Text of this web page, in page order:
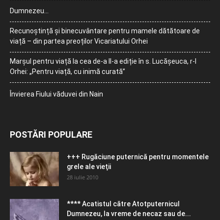
Dumnezeu…
Recunoștință și binecuvântare pentru mamele dătătoare de
viață – din partea preoților Vicariatului Orhei
Marșul pentru viață la cea de-a II-a ediție în s. Lucășeuca, r-l
Orhei: „Pentru viață, cu inimă curată”
Învierea Fiului văduvei din Nain
POSTĂRI POPULARE
+++ Rugăciune puternică pentru momentele
grele ale vieţii
28 iulie 2010
**** Acatistul către Atotputernicul
Dumnezeu, la vreme de necaz sau de...